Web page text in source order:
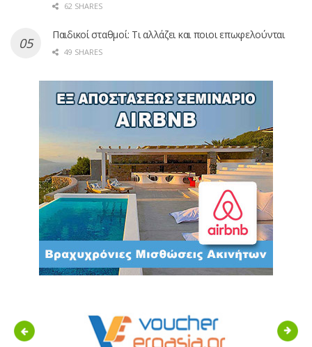
62 SHARES
Παιδικοί σταθμοί: Τι αλλάζει και ποιοι επωφελούνται
49 SHARES
Previous Next